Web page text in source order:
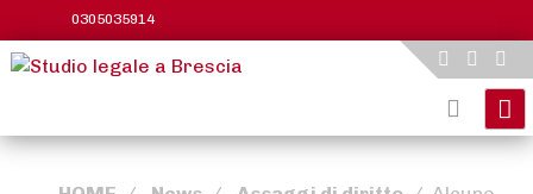
to
content
0305035914